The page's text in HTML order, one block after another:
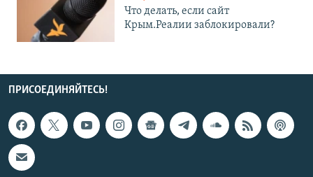
Что делать, если сайт
Крым.Реалии заблокировали?
ПРИСОЕДИНЯЙТЕСЬ!